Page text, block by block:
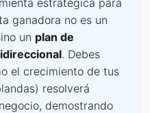
ganadora no es un
un plan de
. Debes
el crecimiento de tus
resolverá
demostrando